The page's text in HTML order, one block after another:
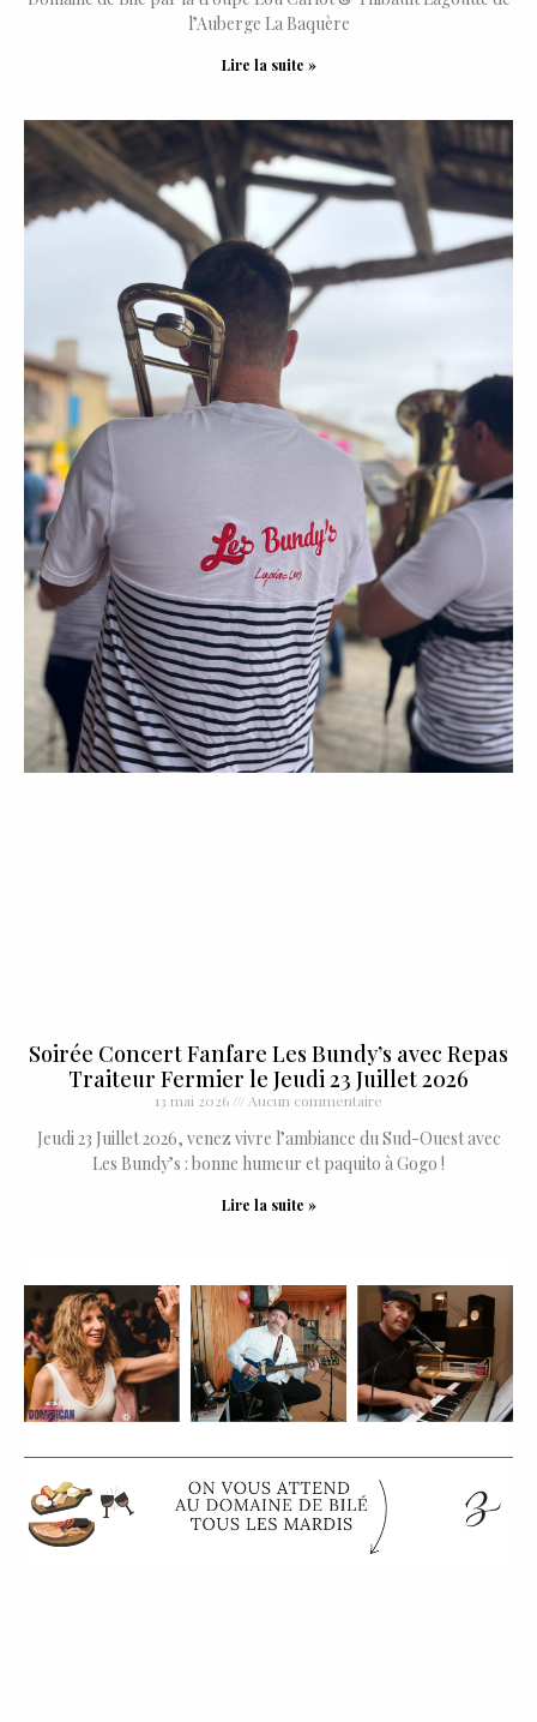
l’Auberge La Baquère
Lire la suite »
Soirée Concert Fanfare Les Bundy’s avec Repas
Traiteur Fermier le Jeudi 23 Juillet 2026
13 mai 2026 Aucun commentaire
Jeudi 23 Juillet 2026, venez vivre l’ambiance du Sud-Ouest avec
Les Bundy’s : bonne humeur et paquito à Gogo !
Lire la suite »